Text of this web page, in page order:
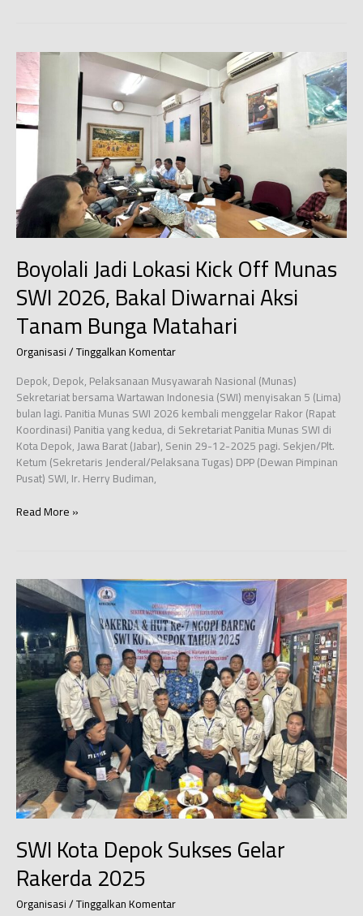
Menengok
Kontribusi
Rodalink
Margonda
dan
Cinere
Boyolali Jadi Lokasi Kick Off Munas
SWI 2026, Bakal Diwarnai Aksi
Tanam Bunga Matahari
Organisasi/Tinggalkan Komentar
Depok, Depok, Pelaksanaan Musyawarah Nasional (Munas)
Sekretariat bersama Wartawan Indonesia (SWI) menyisakan 5 (Lima)
bulan lagi. Panitia Munas SWI 2026 kembali menggelar Rakor (Rapat
Koordinasi) Panitia yang kedua, di Sekretariat Panitia Munas SWI di
Kota Depok, Jawa Barat (Jabar), Senin 29-12-2025 pagi. Sekjen/Plt.
Ketum (Sekretaris Jenderal/Pelaksana Tugas) DPP (Dewan Pimpinan
Pusat) SWI, Ir. Herry Budiman,
Boyolali
Off
Munas
SWI
2026,
Bakal
Diwarnai
Aksi
Tanam
Bunga
Matahari
Read More »
SWI Kota Depok Sukses Gelar
Rakerda 2025
Organisasi/Tinggalkan Komentar